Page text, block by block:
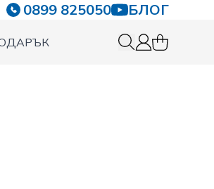
0899 825050 БЛОГ
0 items in